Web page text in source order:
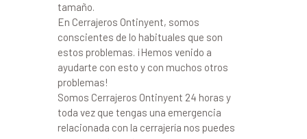
tamaño.
En Cerrajeros Ontinyent, somos
conscientes de lo habituales que son
estos problemas. ¡Hemos venido a
ayudarte con esto y con muchos otros
problemas!
Somos Cerrajeros Ontinyent 24 horas y
toda vez que tengas una emergencia
relacionada con la cerrajería nos puedes